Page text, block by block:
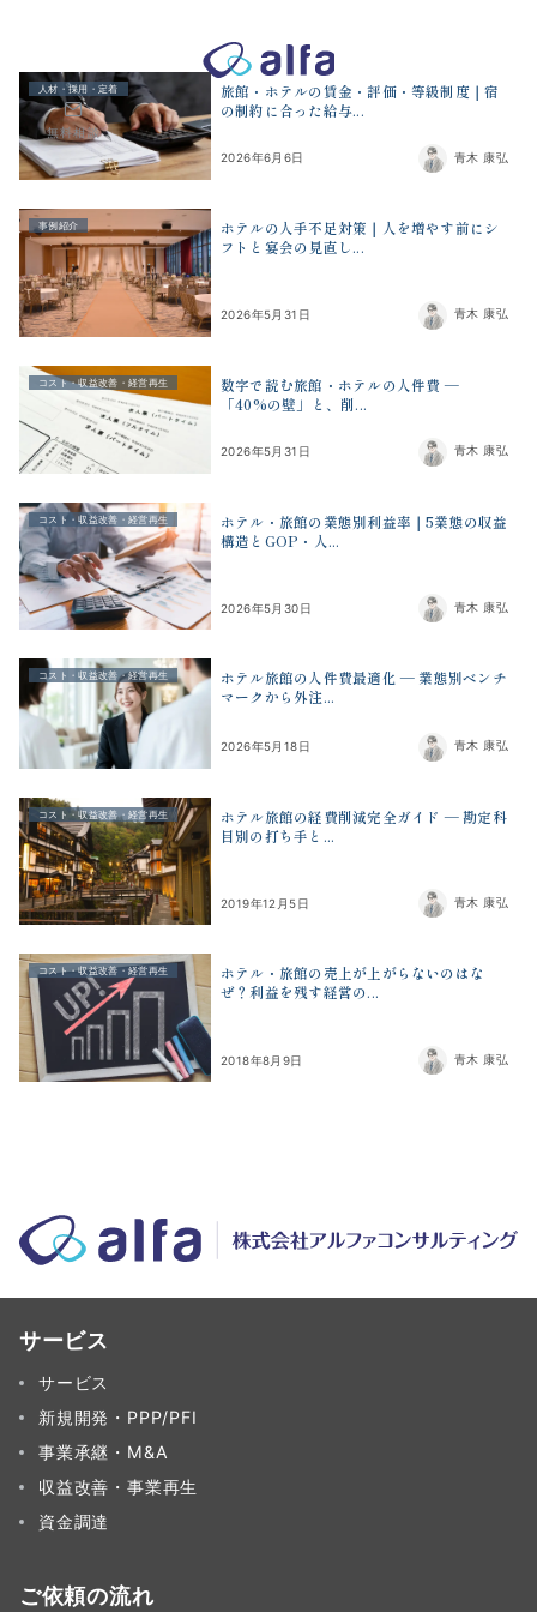
無料相談
株式会社アルファコンサルティング｜ホテル・旅館・観光業の事
人材・採用・定着
旅館・ホテルの賃金・評価・等級制度｜宿
の制約に合った給与...
2026年6月6日 青木 康弘
事例紹介
ホテルの人手不足対策｜人を増やす前にシ
フトと宴会の見直し...
2026年5月31日 青木 康弘
コスト・収益改善・経営再生
数字で読む旅館・ホテルの人件費 ―
「40%の壁」と、削...
2026年5月31日 青木 康弘
コスト・収益改善・経営再生
ホテル・旅館の業態別利益率｜5業態の収益
構造とGOP・人...
2026年5月30日 青木 康弘
コスト・収益改善・経営再生
ホテル旅館の人件費最適化 ― 業態別ベンチ
マークから外注...
2026年5月18日 青木 康弘
コスト・収益改善・経営再生
ホテル旅館の経費削減完全ガイド ― 勘定科
目別の打ち手と...
2019年12月5日 青木 康弘
コスト・収益改善・経営再生
ホテル・旅館の売上が上がらないのはな
ぜ？利益を残す経営の...
2018年8月9日 青木 康弘
サービス
サービス
新規開発・PPP/PFI
事業承継・M&A
収益改善・事業再生
資金調達
ご依頼の流れ